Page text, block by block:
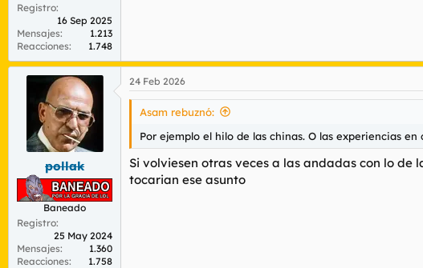
Registro
16 Sep 2025
Mensajes
1.213
Reacciones
1.748
pollak
Baneado
Registro
25 May 2024
Mensajes
1.360
Reacciones
1.758
24 Feb 2026
Asam rebuznó:
Por ejemplo el hilo de las chinas. O las experiencias
Si volviesen otras veces a las andadas con lo
tocarian ese asunto